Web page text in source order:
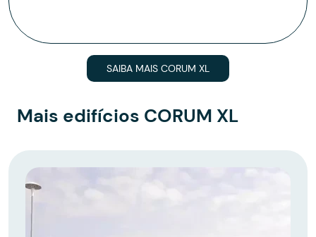
SAIBA MAIS CORUM XL
Mais edifícios CORUM XL